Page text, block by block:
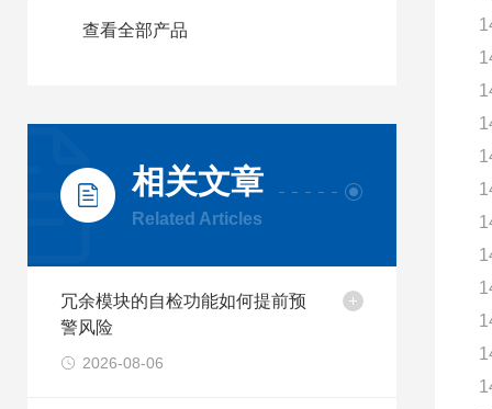
查看全部产品
相关文章
Related Articles
冗余模块的自检功能如何提前预
警风险
2026-08-06